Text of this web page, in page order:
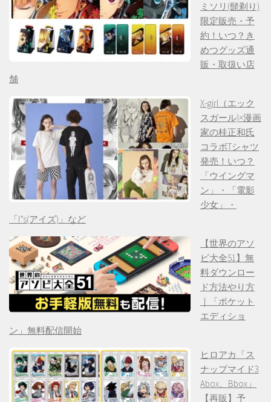
ミソリ(髭剃り)
限定販売・予
約！いつ？き
めつグッズ通
販・取扱い店
舗
X-girl（エック
スガール)×漫画
家の桂正和氏
コラボTシャツ
発売！いつ？
「ウイングマ
ン」・「電影
少女」・
「I”s(アイズ)」など
【世界のアソ
ビ大全51】無
料ダウンロー
ド方法やり方
｜「ポケット
エディショ
ン」無料配信開始
ヒロアカ「ス
ナップマイド3
Abox、Bbox」
【再販】予